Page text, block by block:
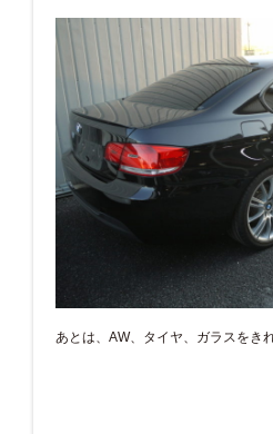
あとは、AW、タイヤ、ガラスをき